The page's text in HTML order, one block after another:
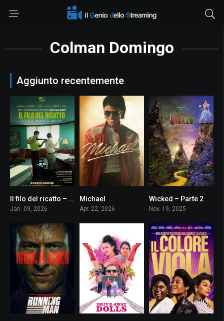
Colman Domingo
Aggiunto recentemente
6.5Il filo del ricatto – Dead Man’s Wire
Jan. 09, 2026
Michael
Apr. 22, 2026
7.2
Wicked – Parte 2
Nov. 19, 2025